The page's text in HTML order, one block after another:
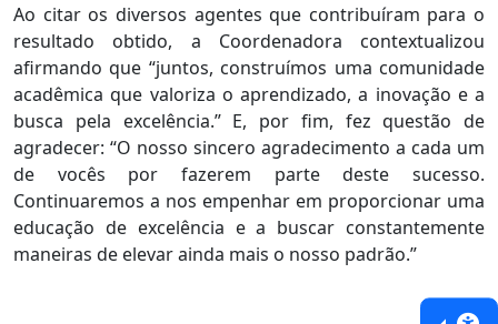
Ao citar os diversos agentes que contribuíram para o
resultado obtido, a Coordenadora contextualizou
afirmando que “juntos, construímos uma comunidade
acadêmica que valoriza o aprendizado, a inovação e a
busca pela excelência.” E, por fim, fez questão de
agradecer: “O nosso sincero agradecimento a cada um
de vocês por fazerem parte deste sucesso.
Continuaremos a nos empenhar em proporcionar uma
educação de excelência e a buscar constantemente
maneiras de elevar ainda mais o nosso padrão.”